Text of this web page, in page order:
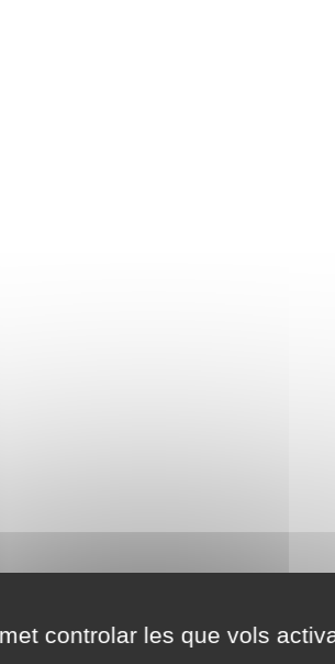
controlar les que vols